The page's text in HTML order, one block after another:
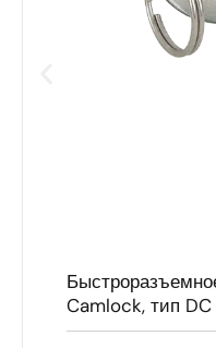
Camlock, тип DC